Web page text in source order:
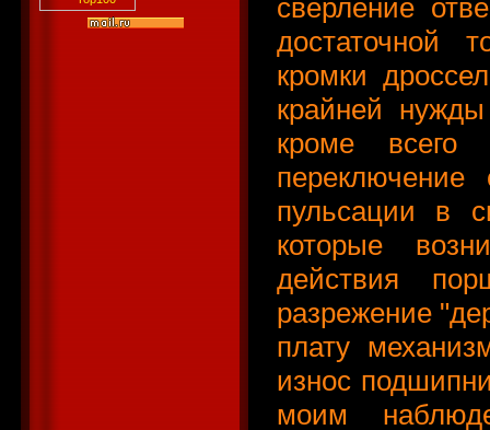
сверление
достаточной
кромки
крайней
кроме всего
пульсации в
которые
действия
разрежение
плату
износ
моим